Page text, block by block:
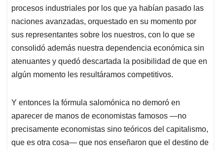
procesos industriales por los que ya habían pasado las
naciones avanzadas, orquestado en su momento por
sus representantes sobre los nuestros, con lo que se
consolidó además nuestra dependencia económica sin
atenuantes y quedó descartada la posibilidad de que en
algún momento les resultáramos competitivos.
Y entonces la fórmula salomónica no demoró en
aparecer de manos de economistas famosos —no
precisamente economistas sino teóricos del capitalismo,
que es otra cosa— que nos enseñaron que el destino de